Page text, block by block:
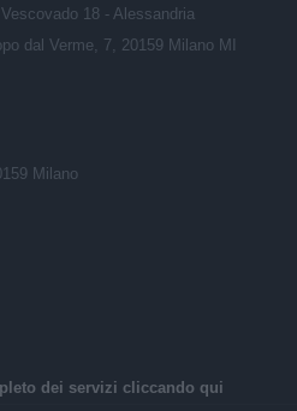
18 - Alessandria
dal Verme, 7, 20159 Milano MI
Milano
dei servizi cliccando qui